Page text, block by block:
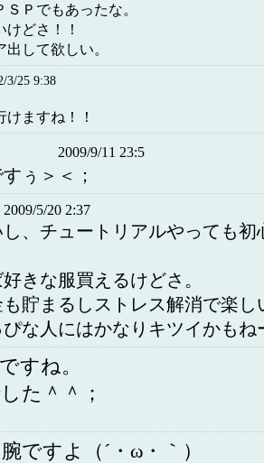
Ｐでもあったな。
どさ！！
して欲しい。
3/25 9:38
ますね！！
2009/9/11 23:5
ぅ＞＜；
2009/5/20 2:37
、チュートリアルやっても初
きな服買えるけどさ。
貯まるしストレス解消で楽し
な人にはかなりキツイかもね
すね。
た＾＾；
ですよ（´・ω・｀）